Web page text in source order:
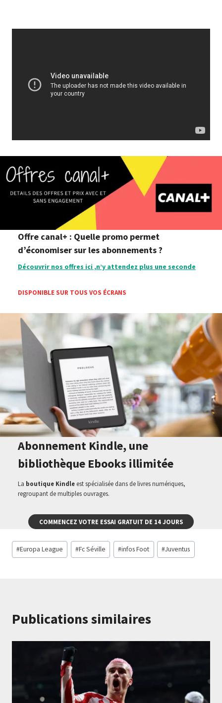
Offre canal+ : Quelle promo permet
d’économiser sur les abonnements ?
Découvrir nos offres ici ,n’y attendez plus une seconde
DISPONIBLE SUR TOUS VOS ÉCRANS
Abonnement Kindle, une
bibliothèque Ebooks illimitée
La boutique Kindleest spécialisée dans de livres numériques,
regroupant de multiples ouvrages.
COMMENCEZ VOTRE ESSAI GRATUIT DE 14 JOURS
Étiquettes
de
#Europa League #Fc Séville #infos Foot #Juventus
Publications similaires